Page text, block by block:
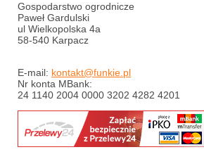
Gospodarstwo ogrodnicze
Paweł Gardulski
ul Wielkopolska 4a
58-540 Karpacz
E-mail: kontakt@funkie.pl
Nr konta MBank:
24 1140 2004 0000 3202 4282 4201